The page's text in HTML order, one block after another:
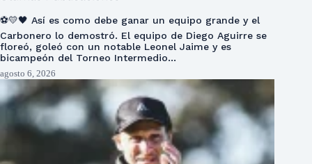
⚽💛🖤 Así es como debe ganar un equipo grande y el
Carbonero lo demostró. El equipo de Diego Aguirre se
floreó, goleó con un notable Leonel Jaime y es
bicampeón del Torneo Intermedio…
agosto 6, 2026